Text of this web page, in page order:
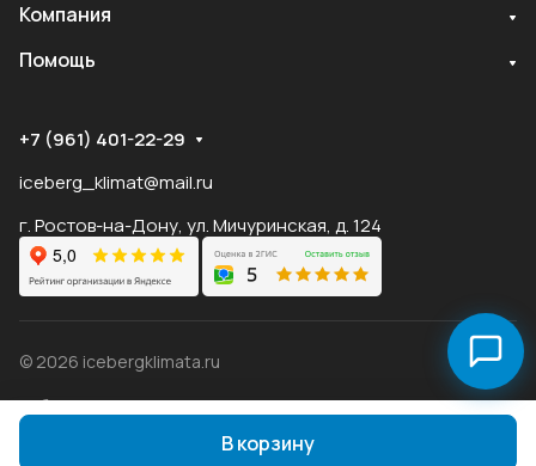
В корзину
Компания
Помощь
+7 (961) 401-22-29
iceberg_klimat@mail.ru
г. Ростов-на-Дону, ул. Мичуринская, д. 124
© 2026 icebergklimata.ru
Публичная оферта Яндекс
Конфиденциальность
Оферта